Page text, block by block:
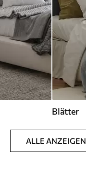
Blätter
ALLE ANZEIGEN